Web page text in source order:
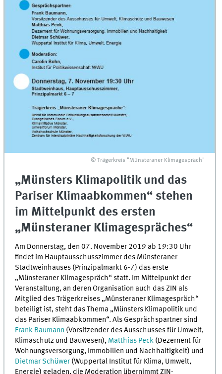
© Trägerkreis "Münsteraner Klimagespräch"
„Münsters Klimapolitik und das
Pariser Klimaabkommen“ stehen
im Mittelpunkt des ersten
„Münsteraner Klimagespräches“
Am Donnerstag, den 07. November 2019 ab 19:30 Uhr
findet im Hauptausschusszimmer des Münsteraner
Stadtweinhauses (Prinzipalmarkt 6-7) das erste
„Münsteraner Klimagespräch“ statt. Im Mittelpunkt der
Veranstaltung, an deren Organisation auch das ZIN als
Mitglied des Trägerkreises „Münsteraner Klimagespräch“
beteiligt ist, steht das Thema „Münsters Klimapolitik und
das Pariser Klimaabkommen“. Als Gesprächspartner sind
Frank Baumann (Vorsitzender des Ausschusses für Umwelt,
Klimaschutz und Bauwesen), Matthias Peck (Dezernent für
Wohnungsversorgung, Immobilien und Nachhaltigkeit) und
Dietmar Schüwer (Wuppertal Institut für Klima, Umwelt,
Energie) geladen, die Moderation übernimmt ZIN-